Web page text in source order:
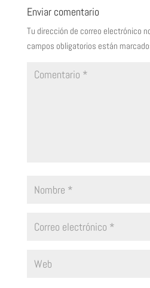
Enviar comentario
Tu dirección de correo electrónico
campos obligatorios están